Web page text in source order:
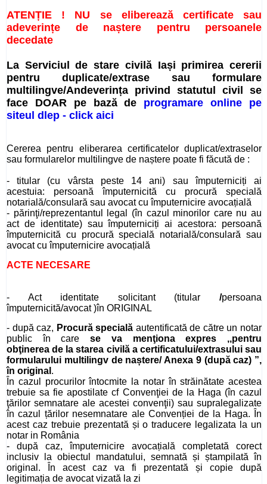
ATENȚIE ! NU se eliberează certificate sau
adeverințe de naștere pentru persoanele
decedate
La Serviciul de stare civilă Iași primirea cererii
pentru duplicate/extrase sau formulare
multilingve/Andeverința privind statutul civil se
face DOAR pe bază de programare online pe
siteul dlep - click aici
Cererea pentru eliberarea certificatelor duplicat/extraselor
sau formularelor multilingve de naștere poate fi făcută de :
- titular (cu vârsta peste 14 ani) sau împuterniciți ai
acestuia: persoană împuternicită cu procură specială
notarială/consulară sau avocat cu împuternicire avocațială
- părinţi/reprezentantul legal (în cazul minorilor care nu au
act de identitate) sau împuterniciți ai acestora: persoană
împuternicită cu procură specială notarială/consulară sau
avocat cu împuternicire avocațială
ACTE NECESARE
- Act identitate solicitant (titular /persoana
împuternicită/avocat )în ORIGINAL
- după caz, Procură specială autentificată de către un notar
public în carese va menţiona expres ,,pentru
obţinereade la starea civilă acertificatului/extrasului sau
formularului multilingv de naștere/ Anexa 9 (după caz) ”,
în original .
În cazul procurilor întocmite la notar în străinătate acestea
trebuie sa fie apostilate cf Convenţiei de la Haga (în cazul
ţărilor semnatare ale acestei convenţii) sau supralegalizate
în cazul țărilor nesemnatare ale Convenției de la Haga. În
acest caz trebuie prezentată și o traducere legalizata la un
notar in România
- după caz, împuternicire avocațială completată corect
inclusiv la obiectul mandatului, semnată și ștampilată în
original. În acest caz va fi prezentată și copie după
legitimația de avocat vizată la zi